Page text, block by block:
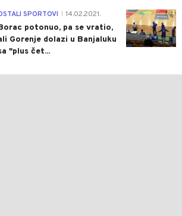
3
SPORTOVI 14.02.2021.
potonuo, pa se vratio,
Gorenje dolazi u Banjaluku
"plus čet...